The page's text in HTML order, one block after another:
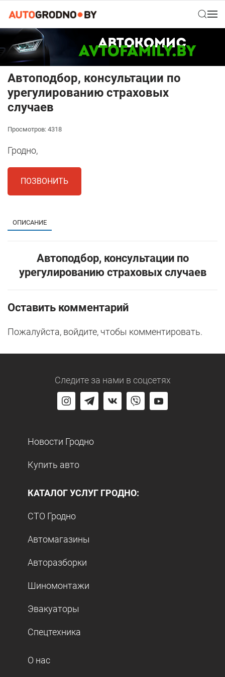
Автоподбор, консультации по
урегулированию страховых
случаев
Просмотров: 4318
Гродно,
ПОЗВОНИТЬ
ОПИСАНИЕ
Автоподбор, консультации по
урегулированию страховых случаев
Оставить комментарий
Пожалуйста, войдите, чтобы комментировать.
Следите за нами в соцсетях
Новости Гродно
Купить авто
КАТАЛОГ УСЛУГ ГРОДНО:
СТО Гродно
Автомагазины
Авторазборки
Шиномонтажи
Эвакуаторы
Спецтехника
О нас